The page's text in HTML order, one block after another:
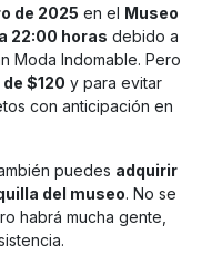
de 2025 en el
Museo
22:00 horas debido a
Moda Indomable. Pero
$120 y para evitar
con anticipación en
puedes adquirir
del museo. No se
habrá mucha gente,